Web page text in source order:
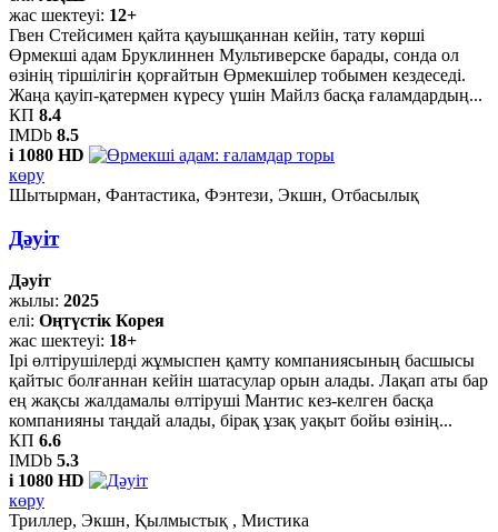
жас шектеуі: 12+
Гвен Стейсимен қайта қауышқаннан кейін, тату көрші
Өрмекші адам Бруклиннен Мультиверске барады, сонда ол
өзінің тіршілігін қорғайтын Өрмекшілер тобымен кездеседі.
Жаңа қауіп-қатермен күресу үшін Майлз басқа ғаламдардың...
КП 8.4
IMDb 8.5
i 1080 HD
көру
Шытырман, Фантастика, Фэнтези, Экшн, Отбасылық
Дәуіт
Дәуіт
жылы: 2025
елі: Оңтүстік Корея
жас шектеуі: 18+
Ірі өлтірушілерді жұмыспен қамту компаниясының басшысы
қайтыс болғаннан кейін шатасулар орын алады. Лақап аты бар
ең жақсы жалдамалы өлтіруші Мантис кез-келген басқа
компанияны таңдай алады, бірақ ұзақ уақыт бойы өзінің...
КП 6.6
IMDb 5.3
i 1080 HD
көру
Триллер, Экшн, Қылмыстық , Мистика